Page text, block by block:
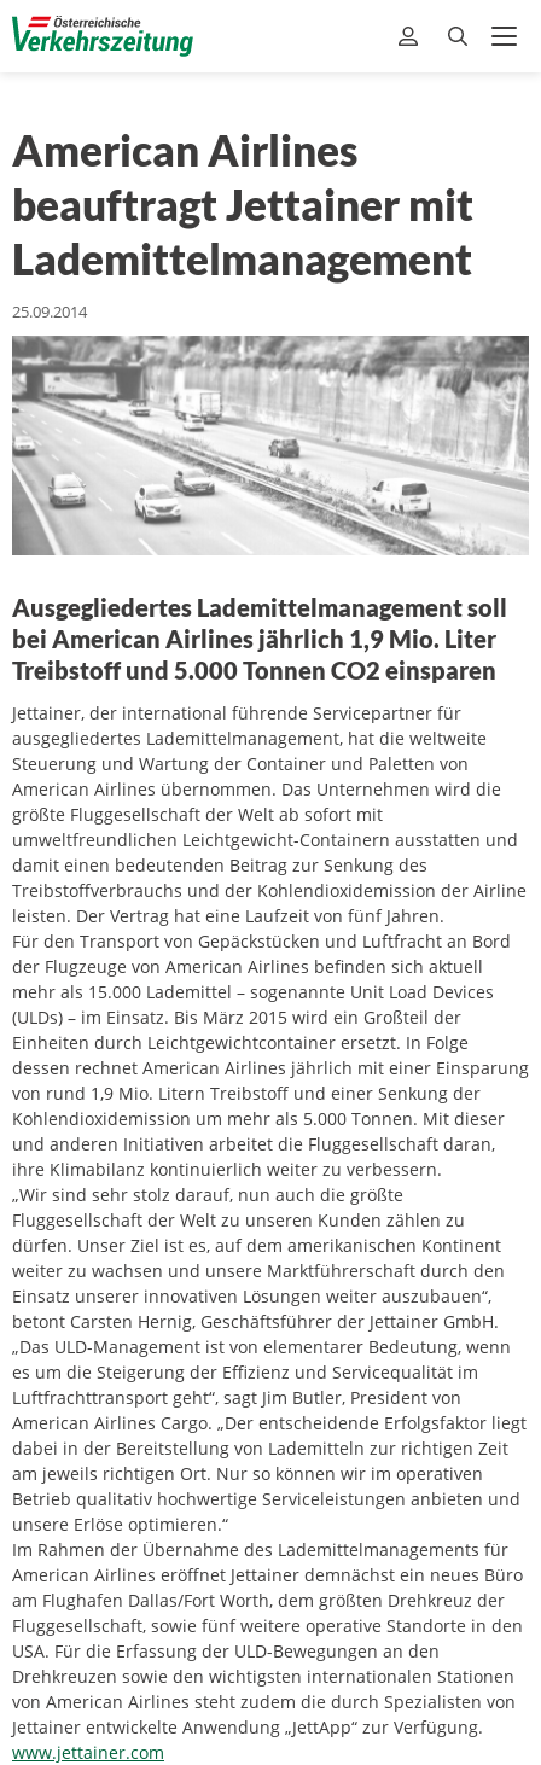
American Airlines
beauftragt Jettainer mit
Lademittelmanagement
25.09.2014
Ausgegliedertes Lademittelmanagement soll
bei American Airlines jährlich 1,9 Mio. Liter
Treibstoff und 5.000 Tonnen CO2 einsparen
Jettainer, der international führende Servicepartner für
ausgegliedertes Lademittelmanagement, hat die weltweite
Steuerung und Wartung der Container und Paletten von
American Airlines übernommen. Das Unternehmen wird die
größte Fluggesellschaft der Welt ab sofort mit
umweltfreundlichen Leichtgewicht-Containern ausstatten und
damit einen bedeutenden Beitrag zur Senkung des
Treibstoffverbrauchs und der Kohlendioxidemission der Airline
leisten. Der Vertrag hat eine Laufzeit von fünf Jahren.
Für den Transport von Gepäckstücken und Luftfracht an Bord
der Flugzeuge von American Airlines befinden sich aktuell
mehr als 15.000 Lademittel – sogenannte Unit Load Devices
(ULDs) – im Einsatz. Bis März 2015 wird ein Großteil der
Einheiten durch Leichtgewichtcontainer ersetzt. In Folge
dessen rechnet American Airlines jährlich mit einer Einsparung
von rund 1,9 Mio. Litern Treibstoff und einer Senkung der
Kohlendioxidemission um mehr als 5.000 Tonnen. Mit dieser
und anderen Initiativen arbeitet die Fluggesellschaft daran,
ihre Klimabilanz kontinuierlich weiter zu verbessern.
„Wir sind sehr stolz darauf, nun auch die größte
Fluggesellschaft der Welt zu unseren Kunden zählen zu
dürfen. Unser Ziel ist es, auf dem amerikanischen Kontinent
weiter zu wachsen und unsere Marktführerschaft durch den
Einsatz unserer innovativen Lösungen weiter auszubauen“,
betont Carsten Hernig, Geschäftsführer der Jettainer GmbH.
„Das ULD-Management ist von elementarer Bedeutung, wenn
es um die Steigerung der Effizienz und Servicequalität im
Luftfrachttransport geht“, sagt Jim Butler, President von
American Airlines Cargo. „Der entscheidende Erfolgsfaktor liegt
dabei in der Bereitstellung von Lademitteln zur richtigen Zeit
am jeweils richtigen Ort. Nur so können wir im operativen
Betrieb qualitativ hochwertige Serviceleistungen anbieten und
unsere Erlöse optimieren.“
Im Rahmen der Übernahme des Lademittelmanagements für
American Airlines eröffnet Jettainer demnächst ein neues Büro
am Flughafen Dallas/Fort Worth, dem größten Drehkreuz der
Fluggesellschaft, sowie fünf weitere operative Standorte in den
USA. Für die Erfassung der ULD-Bewegungen an den
Drehkreuzen sowie den wichtigsten internationalen Stationen
von American Airlines steht zudem die durch Spezialisten von
Jettainer entwickelte Anwendung „JettApp“ zur Verfügung.
www.jettainer.com